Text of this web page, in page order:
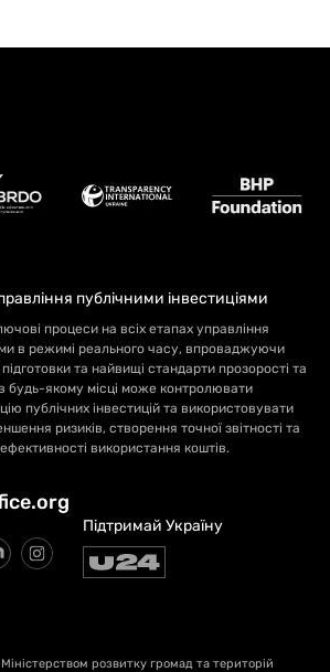
публічними інвестиціями
процеси на всіх етапах управління
в режимі реального часу, впроваджуючи
підготовки та найвищі стандарти прозорості та
в будь-якому місці може контролювати
публічних інвестицій та використовувати
ризиків, створення точної звітності та
використання коштів.
Підтримай Україну
розвитку громад та територій